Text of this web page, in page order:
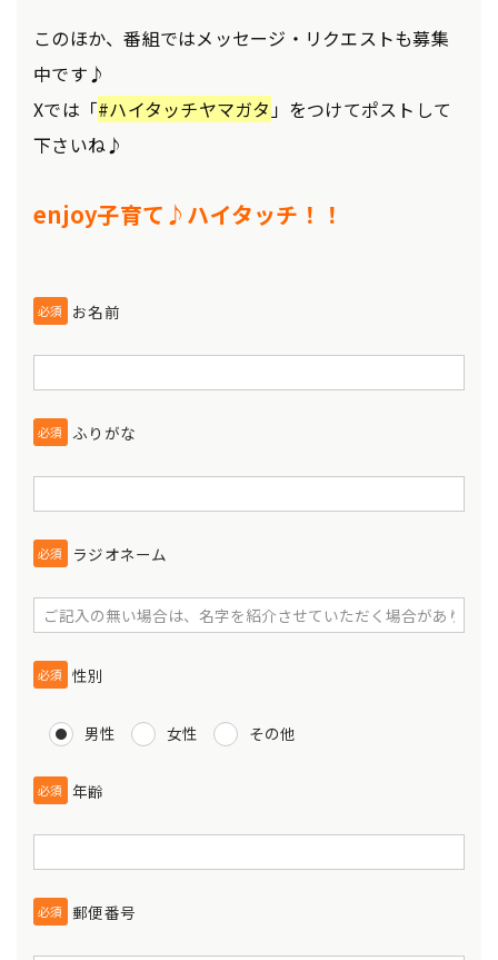
このほか、番組ではメッセージ・リクエストも募集
中です♪
Xでは「#ハイタッチヤマガタ 」をつけてポストして
下さいね♪
enjoy子育て♪ハイタッチ！！
必須 お名前
必須 ふりがな
必須 ラジオネーム
必須 性別
男性 女性 その他
必須 年齢
必須 郵便番号